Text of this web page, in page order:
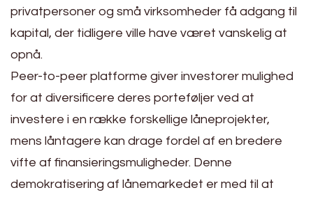
privatpersoner og små virksomheder få adgang til
kapital, der tidligere ville have været vanskelig at
opnå.
Peer-to-peer platforme giver investorer mulighed
for at diversificere deres porteføljer ved at
investere i en række forskellige låneprojekter,
mens låntagere kan drage fordel af en bredere
vifte af finansieringsmuligheder. Denne
demokratisering af lånemarkedet er med til at